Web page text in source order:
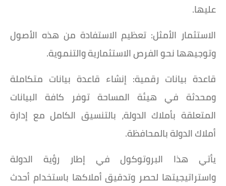
عليها.
الاستثمار الأمثل: تعظيم الاستفادة من هذه الأصول
وتوجيهها نحو الفرص الاستثمارية والتنموية.
قاعدة بيانات رقمية: إنشاء قاعدة بيانات متكاملة
ومحدثة في هيئة المساحة توفر كافة البيانات
المتعلقة بأملاك الدولة، بالتنسيق الكامل مع إدارة
أملاك الدولة بالمحافظة.
يأتي هذا البروتوكول في إطار رؤية الدولة
واستراتيجيتها لحصر وتدقيق أملاكها باستخدام أحدث